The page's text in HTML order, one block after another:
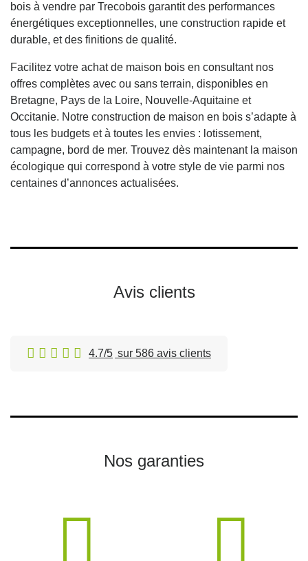
bois à vendre par Trecobois garantit des performances
énergétiques exceptionnelles, une construction rapide et
durable, et des finitions de qualité.
Facilitez votre achat de maison bois en consultant nos
offres complètes avec ou sans terrain, disponibles en
Bretagne, Pays de la Loire, Nouvelle-Aquitaine et
Occitanie. Notre construction de maison en bois s’adapte à
tous les budgets et à toutes les envies : lotissement,
campagne, bord de mer. Trouvez dès maintenant la maison
écologique qui correspond à votre style de vie parmi nos
centaines d’annonces actualisées.
Avis clients
4.7/5 sur 586 avis clients
Nos garanties